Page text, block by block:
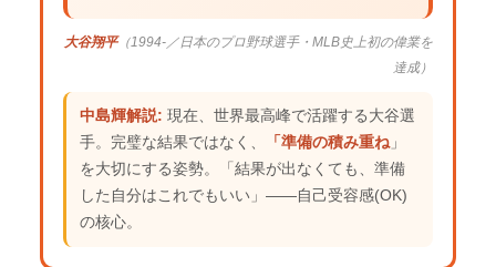
大谷翔平（1994-／日本のプロ野球選手・MLB史上初の偉業を
達成）
中島輝解説: 現在、世界最高峰で活躍する大谷選
手。完璧な結果ではなく、
「準備の積み重ね 」
を大切にする姿勢。「結果が出なくても、準備
した自分はこれでもいい」——自己受容感(OK)
の核心。